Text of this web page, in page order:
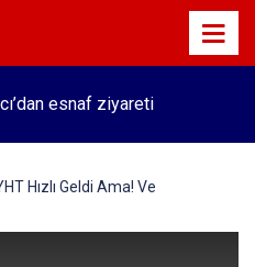
esnaf ziyareti
Hızlı Geldi Ama! Ve